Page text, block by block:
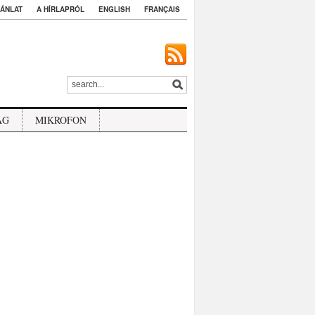
A HÍRLAPRÓL ENGLISH FRANÇAIS
MIKROFON